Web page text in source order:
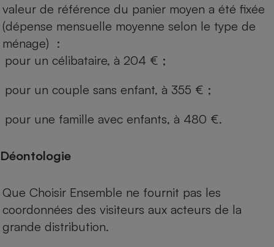
valeur de référence du panier moyen a été fixée
(dépense mensuelle moyenne selon le type de
ménage) :
pour un célibataire, à 204 € ;
pour un couple sans enfant, à 355 € ;
pour une famille avec enfants, à 480 €.
Déontologie
Que Choisir Ensemble ne fournit pas les
coordonnées des visiteurs aux acteurs de la
grande distribution.